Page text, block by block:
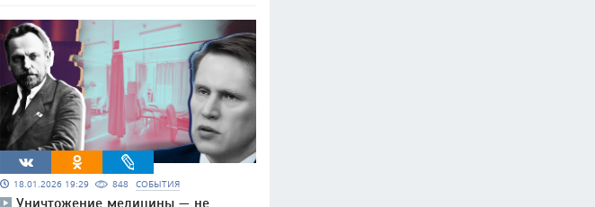
18.01.2026 19:29 848 СОБЫТИЯ
Уничтожение медицины — не